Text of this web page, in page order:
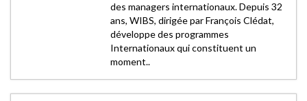
des managers internationaux. Depuis 32
ans, WIBS, dirigée par François Clédat,
développe des programmes
Internationaux qui constituent un
moment..